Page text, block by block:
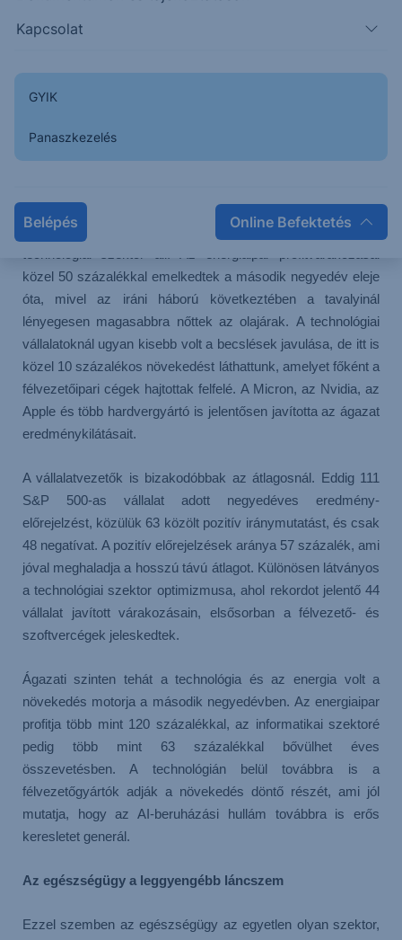
Kapcsolat
GYIK
Panaszkezelés
Belépés Online Befektetés
jelentene 20 százalék feletti eredménynövekedést. Ennél is
figyelemreméltóbb, hogy ezúttal az elemzők nem lefelé,
fokozatosan csökkennek a jelentési szezon közeledtével,
várakozások 3,4 százalékkal emelkedtek az elmúlt
hónapokban, amire 2021 óta nem volt példa.
A pozitív fordulat mögött elsősorban az energia- és
közel 50 százalékkal emelkedtek a második negyedév eleje
óta, mivel az iráni háború következtében a tavalyinál
lényegesen magasabbra nőttek az olajárak. A technológiai
vállalatoknál ugyan kisebb volt a becslések javulása, de itt is
közel 10 százalékos növekedést láthattunk, amelyet főként a
félvezetőipari cégek hajtottak felfelé. A Micron, az Nvidia, az
Apple és több hardvergyártó is jelentősen javította az ágazat
eredménykilátásait.
A vállalatvezetők is bizakodóbbak az átlagosnál. Eddig 111
S&P 500-as vállalat adott negyedéves eredmény-
előrejelzést, közülük 63 közölt pozitív iránymutatást, és csak
48 negatívat. A pozitív előrejelzések aránya 57 százalék, ami
jóval meghaladja a hosszú távú átlagot. Különösen látványos
a technológiai szektor optimizmusa, ahol rekordot jelentő 44
vállalat javított várakozásain, elsősorban a félvezető- és
szoftvercégek jeleskedtek.
Ágazati szinten tehát a technológia és az energia volt a
növekedés motorja a második negyedévben. Az energiaipar
profitja több mint 120 százalékkal, az informatikai szektoré
pedig több mint 63 százalékkal bővülhet éves
összevetésben. A technológián belül továbbra is a
félvezetőgyártók adják a növekedés döntő részét, ami jól
mutatja, hogy az AI-beruházási hullám továbbra is erős
keresletet generál.
Az egészségügy a leggyengébb láncszem
Ezzel szemben az egészségügy az egyetlen olyan szektor,